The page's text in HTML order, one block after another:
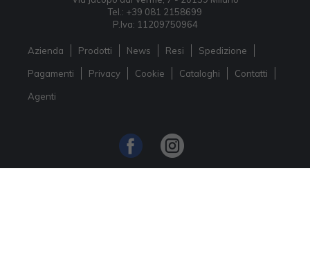
Tel.: +39 081 2158699
P.Iva: 11209750964
Azienda Prodotti News Resi Spedizione
Pagamenti Privacy Cookie Cataloghi Contatti
Agenti